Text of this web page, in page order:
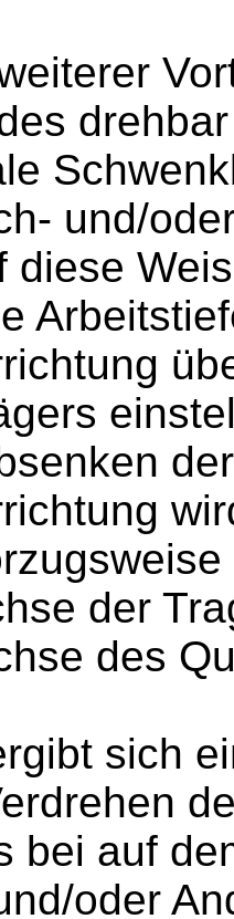
und/
diese
der
des
sich
bei auf
oder